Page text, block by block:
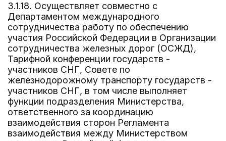
3.1.18. Осуществляет совместно с
Департаментом международного
сотрудничества работу по обеспечению
участия Российской Федерации в Организации
сотрудничества железных дорог (ОСЖД),
Тарифной конференции государств -
участников СНГ, Совете по
железнодорожному транспорту государств -
участников СНГ, в том числе выполняет
функции подразделения Министерства,
ответственного за координацию
взаимодействия сторон Регламента
взаимодействия между Министерством